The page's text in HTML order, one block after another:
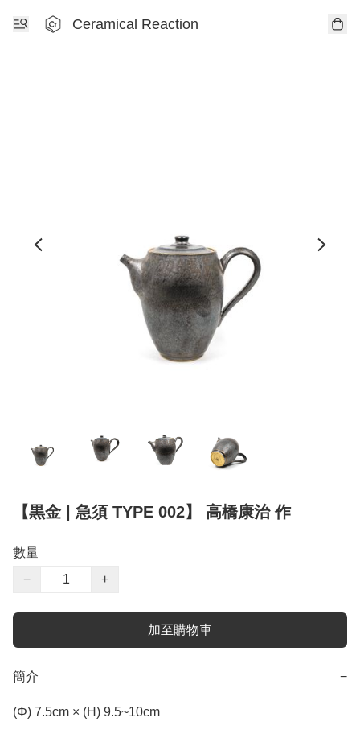
Ceramical Reaction
【黒金 | 急須 TYPE 002】 高橋康治 作
數量
−
+
加至購物車
簡介 −
(Φ) 7.5cm × (H) 9.5~10cm